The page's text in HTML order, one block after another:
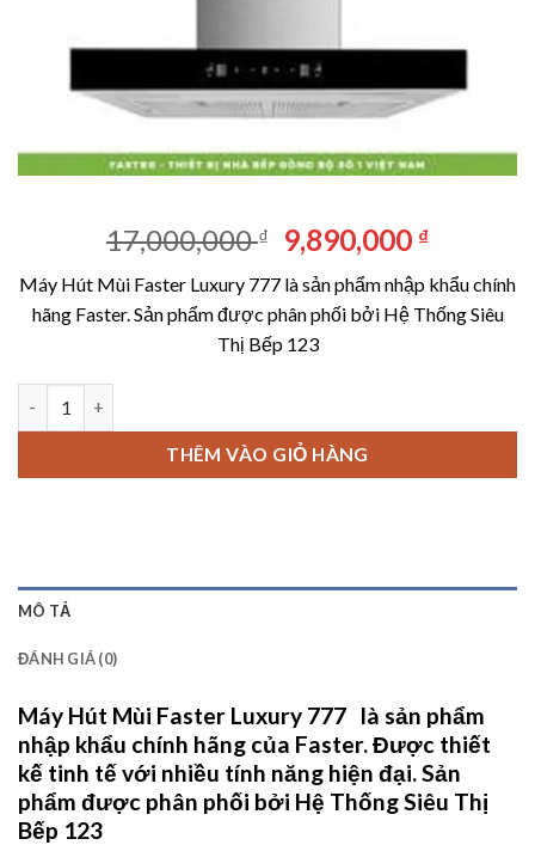
17,000,000₫
Giá
gốc
là:
17,000,000 ₫.
9,890,000 ₫Giá
hiện
tại
là:
Máy Hút Mùi Faster Luxury 777 là sản phẩm nhập khẩu chính
hãng Faster. Sản phẩm được phân phối bởi Hệ Thống Siêu
Thị Bếp 123
THÊM VÀO GIỎ HÀNG
MÔ TẢ
ĐÁNH GIÁ (0)
Máy Hút Mùi Faster Luxury 777 là sản phẩm
nhập khẩu chính hãng của Faster. Được thiết
kế tinh tế với nhiều tính năng hiện đại. Sản
phẩm được phân phối bởi Hệ Thống Siêu Thị
Bếp 123